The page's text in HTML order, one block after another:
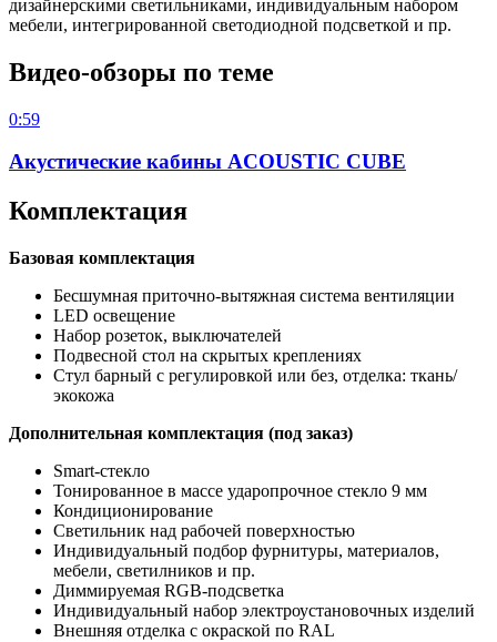
дизайнерскими светильниками, индивидуальным набором
мебели, интегрированной светодиодной подсветкой и пр.
Видео-обзоры по теме
0:59
Акустические кабины ACOUSTIC CUBE
Комплектация
Базовая комплектация
Бесшумная приточно-вытяжная система вентиляции
LED освещение
Набор розеток, выключателей
Подвесной стол на скрытых креплениях
Стул барный с регулировкой или без, отделка: ткань/
экокожа
Дополнительная комплектация (под заказ)
Smart-стекло
Тонированное в массе ударопрочное стекло 9 мм
Кондиционирование
Светильник над рабочей поверхностью
Индивидуальный подбор фурнитуры, материалов,
мебели, светилников и пр.
Диммируемая RGB-подсветка
Индивидуальный набор электроустановочных изделий
Внешняя отделка с окраской по RAL